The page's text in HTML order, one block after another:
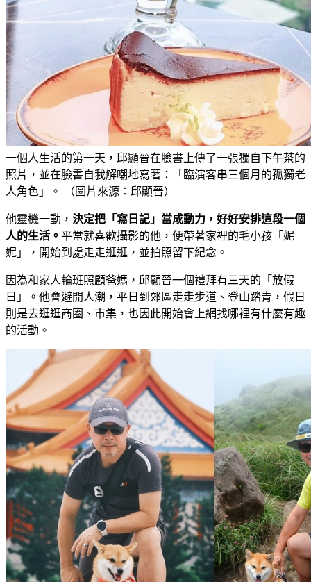
一個人生活的第一天，邱顯晉在臉書上傳了一張獨自下午茶的
照片，並在臉書自我解嘲地寫著：「臨演客串三個月的孤獨老
人角色」。 （圖片來源：邱顯晉）
他靈機一動， 決定把「寫日記」當成動力，好好安排這段一個
人的生活。 平常就喜歡攝影的他，便帶著家裡的毛小孩「妮
妮」，開始到處走走逛逛，並拍照留下紀念。
因為和家人輪班照顧爸媽，邱顯晉一個禮拜有三天的「放假
日」。他會避開人潮，平日到郊區走走步道、登山踏青，假日
則是去逛逛商圈、市集，也因此開始會上網找哪裡有什麼有趣
的活動。